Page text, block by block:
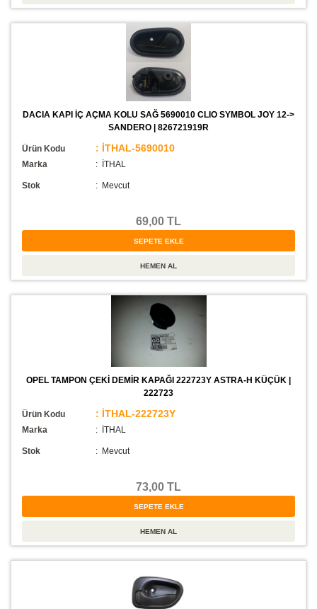
DACIA KAPI İÇ AÇMA KOLU SAĞ 5690010 CLIO SYMBOL JOY 12->
SANDERO | 826721919R
Ürün Kodu : İTHAL-5690010
Marka : İTHAL
Stok : Mevcut
69,00 TL
OPEL TAMPON ÇEKİ DEMİR KAPAĞI 222723Y ASTRA-H KÜÇÜK |
222723
Ürün Kodu : İTHAL-222723Y
Marka : İTHAL
Stok : Mevcut
73,00 TL